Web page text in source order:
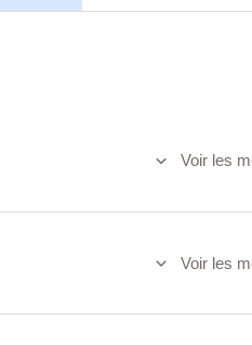
Voir les
Voir les